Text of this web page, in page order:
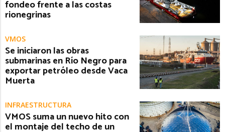
fondeo frente a las costas
rionegrinas
VMOS
Se iniciaron las obras
submarinas en Río Negro para
exportar petróleo desde Vaca
Muerta
INFRAESTRUCTURA
VMOS suma un nuevo hito con
el montaje del techo de un